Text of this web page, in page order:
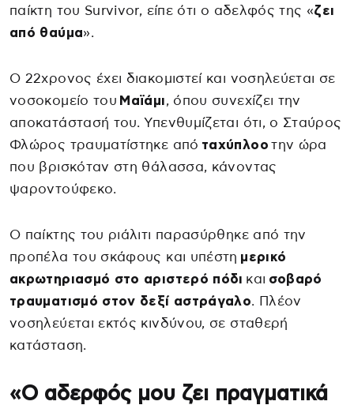
παίκτη του Survivor, είπε ότι ο αδελφός της «ζει
από θαύμα».
Ο 22χρονος έχει διακομιστεί και νοσηλεύεται σε
νοσοκομείο του Μαϊάμι, όπου συνεχίζει την
αποκατάστασή του. Υπενθυμίζεται ότι, ο Σταύρος
Φλώρος τραυματίστηκε από ταχύπλοο την ώρα
που βρισκόταν στη θάλασσα, κάνοντας
ψαροντούφεκο.
Ο παίκτης του ριάλιτι παρασύρθηκε από την
προπέλα του σκάφους και υπέστη μερικό
ακρωτηριασμό στο αριστερό πόδι και σοβαρό
τραυματισμό στον δεξί αστράγαλο. Πλέον
νοσηλεύεται εκτός κινδύνου, σε σταθερή
κατάσταση.
«Ο αδερφός μου ζει πραγματικά